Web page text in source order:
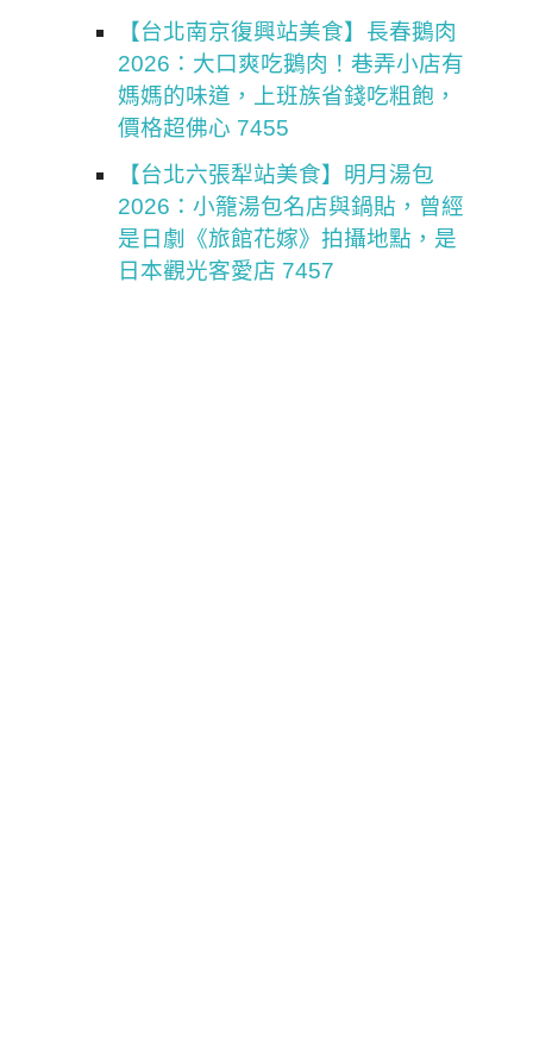
【台北南京復興站美食】長春鵝肉
2026：大口爽吃鵝肉！巷弄小店有
媽媽的味道，上班族省錢吃粗飽，
價格超佛心 7455
【台北六張犁站美食】明月湯包
2026：小籠湯包名店與鍋貼，曾經
是日劇《旅館花嫁》拍攝地點，是
日本觀光客愛店 7457